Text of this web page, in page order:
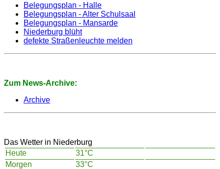
Belegungsplan - Halle
Belegungsplan - Alter Schulsaal
Belegungsplan - Mansarde
Niederburg blüht
defekte Straßenleuchte melden
Zum News-Archive:
Archive
Das Wetter in Niederburg
Heute
31°C
Morgen
33°C